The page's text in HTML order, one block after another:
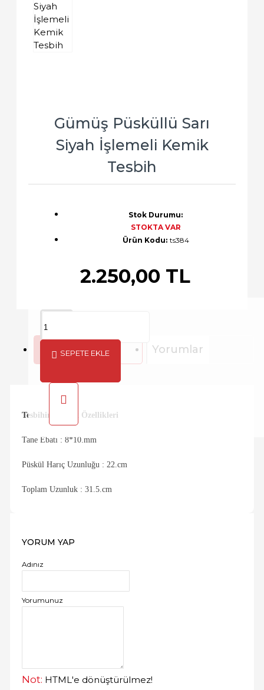
Gümüş Püsküllü Sarı
Siyah İşlemeli Kemik
Tesbih
2.250,00 TL
Stok Durumu:
STOKTA VAR
Ürün Kodu: ts384
SEPETE EKLE
Açıklama Yorumlar
Tesbihin Teknik Özellikleri
Tane Ebatı : 8*10.mm
Püskül Harıç Uzunluğu : 22.cm
Toplam Uzunluk : 31.5.cm
YORUM YAP
Adınız
Yorumunuz
Not: HTML'e dönüştürülmez!